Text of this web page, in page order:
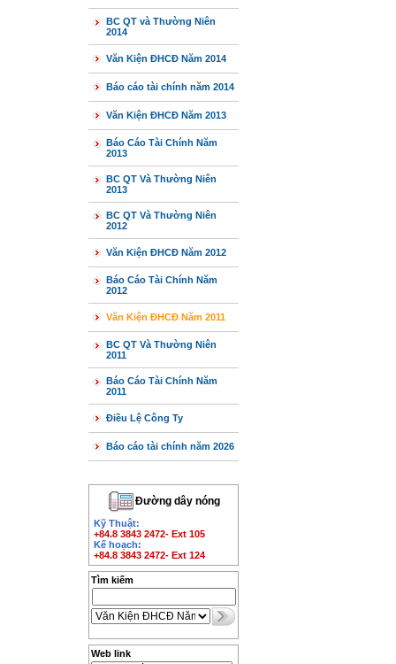
BC QT và Thường Niên
2014
Văn Kiện ĐHCĐ Năm 2014
Báo cáo tài chính năm 2014
Văn Kiện ĐHCĐ Năm 2013
Báo Cáo Tài Chính Năm
2013
BC QT Và Thường Niên
2013
BC QT Và Thường Niên
2012
Văn Kiện ĐHCĐ Năm 2012
Báo Cáo Tài Chính Năm
2012
Văn Kiện ĐHCĐ Năm 2011
BC QT Và Thường Niên
2011
Báo Cáo Tài Chính Năm
2011
Điều Lệ Công Ty
Báo cáo tài chính năm 2026
Đường dây nóng
Kỹ Thuật:
+84.8 3843 2472- Ext 105
Kế hoạch:
+84.8 3843 2472- Ext 124
Tìm kiếm
Web link